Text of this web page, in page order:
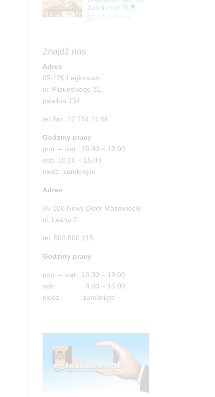
ZooNemo! 🐰🐣
Znajdź nas
Adres
05-120 Legionowo
ul. Piłsudskiego 31,
pawilon 134
tel./fax. 22 784 71 96
Godziny pracy
pon. – piąt. 10.00 – 19.00
sob. 10.00 – 15.00
niedz. zamknięte
Adres
05-100 Nowy Dwór Mazowiecki
ul. Leśna 2
tel. 503 900 215
Godziny pracy
pon. – piąt. 10.00 – 19.00
sob. 8.00 – 15.00
niedz. zamknięte